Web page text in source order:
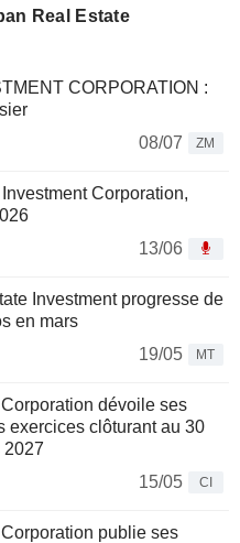
Real Estate
CORPORATION :
08/07
ZM
Corporation,
13/06
Investment progresse de
en mars
19/05
MT
dévoile ses
exercices clôturant au 30
2027
15/05
CI
publie ses